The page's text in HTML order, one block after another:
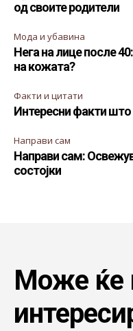
од своите родители
Мода и убавина
Нега на лице после
на кожата?
Факти и цитати
Интересни факти што
Направи сам
Направи сам:
состојки
Може ќе